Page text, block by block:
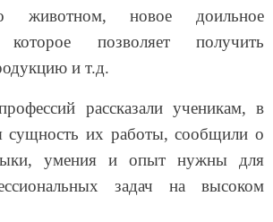
животном, новое доильное
которое позволяет получить
и т.д.
рассказали ученикам, в
сущность их работы, сообщили о
умения и опыт нужны для
задач на высоком